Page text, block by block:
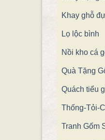
Khay ghỗ
Lọ lộc bình
Nồi kho cá
Quà Tặng
Quách tiểu
Thống-Tỏi-
Tranh Gốm